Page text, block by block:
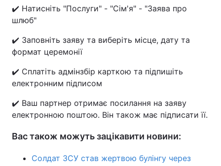
✔️ Натисніть "Послуги" - "Сім'я" - "Заява про
шлюб"
✔️ Заповніть заяву та виберіть місце, дату та
формат церемонії
✔️ Сплатіть адмінзбір карткою та підпишіть
електронним підписом
✔️ Ваш партнер отримає посилання на заяву
електронною поштою. Він також має підписати її.
Вас також можуть зацікавити новини:
Солдат ЗСУ став жертвою булінгу через